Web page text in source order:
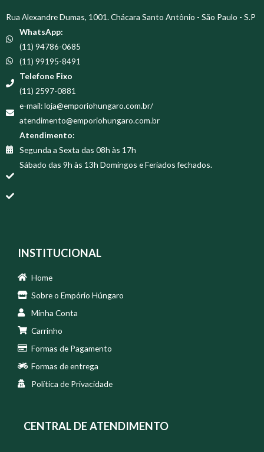
Rua Alexandre Dumas, 1001. Chácara Santo Antônio - São Paulo - S.P
WhatsApp:
(11) 94786-0685
(11) 99195-8491
Telefone Fixo
(11) 2597-0881
e-mail: loja@emporiohungaro.com.br/
atendimento@emporiohungaro.com.br
Atendimento:
Segunda a Sexta das 08h às 17h
Sábado das 9h às 13h Domingos e Feriados fechados.
INSTITUCIONAL
Home
Sobre o Empório Húngaro
Minha Conta
Carrinho
Formas de Pagamento
Formas de entrega
Política de Privacidade
CENTRAL DE ATENDIMENTO